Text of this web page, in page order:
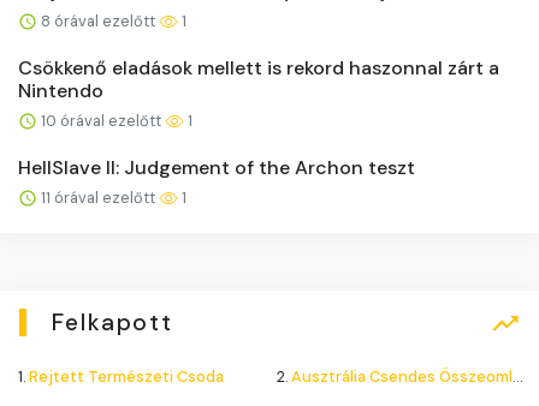
8 órával ezelőtt 1
Csökkenő eladások mellett is rekord haszonnal zárt a
Nintendo
10 órával ezelőtt 1
HellSlave II: Judgement of the Archon teszt
11 órával ezelőtt 1
Felkapott
1.Rejtett Természeti Csoda 2.Ausztrália Csendes Összeomlása